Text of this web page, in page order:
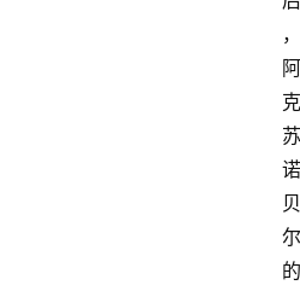
，
阿
克
苏
诺
贝
尔
的